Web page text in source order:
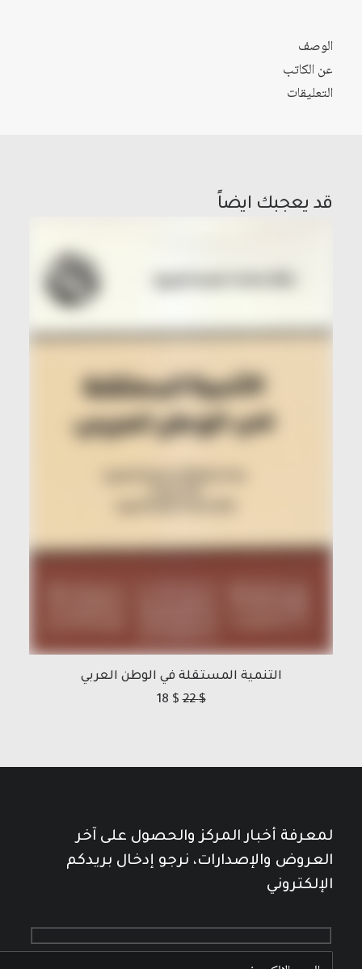
الوصف
عن الكاتب
التعليقات
قد يعجبك ايضاً
التنمية المستقلة في الوطن العربي
22$
18 $
لمعرفة أخبار المركز والحصول على آخر
العروض والإصدارات، نرجو إدخال بريدكم
الإلكتروني